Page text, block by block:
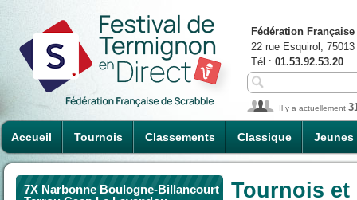
Accueil Tournois Classements Classique Jeunes
Fédération
22 rue Esquirol,
Tél : 01.53.92.53.20
Il y a actuellement
7X Narbonne Boulogne-Billancourt
Tournois